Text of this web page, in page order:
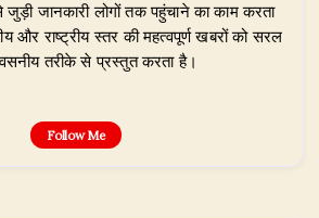
जानकारी लोगों तक पहुंचाने का काम करता
और राष्ट्रीय स्तर की महत्वपूर्ण खबरों को सरल
तरीके से प्रस्तुत करता है।
Follow Me